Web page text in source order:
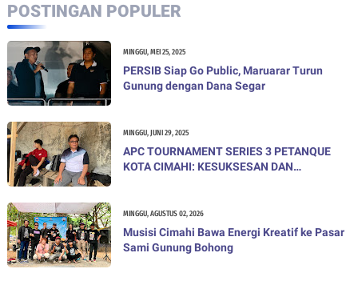
POSTINGAN POPULER
MINGGU, MEI 25, 2025
PERSIB Siap Go Public, Maruarar Turun
Gunung dengan Dana Segar
MINGGU, JUNI 29, 2025
APC TOURNAMENT SERIES 3 PETANQUE
KOTA CIMAHI: KESUKSESAN DAN
MINGGU, AGUSTUS 02, 2026
Musisi Cimahi Bawa Energi Kreatif ke Pasar
Sami Gunung Bohong